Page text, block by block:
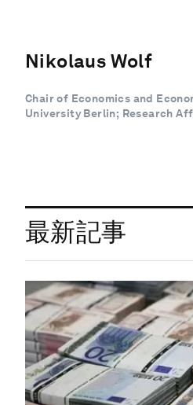
Nikolaus Wolf
Chair of Economics and
University Berlin; Research
最新記事